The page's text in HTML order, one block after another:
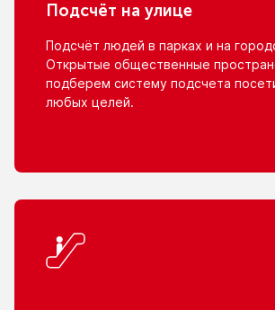
Подсчёт на улице
Подсчёт людей в парках и на
Открытые общественные
подберем систему подсчета
любых целей.